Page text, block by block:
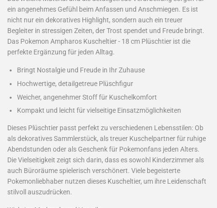
ein angenehmes Gefühl beim Anfassen und Anschmiegen. Es ist
nicht nur ein dekoratives Highlight, sondern auch ein treuer
Begleiter in stressigen Zeiten, der Trost spendet und Freude bringt.
Das Pokemon Ampharos Kuscheltier - 18 cm Plüschtier ist die
perfekte Ergänzung für jeden Alltag.
Bringt Nostalgie und Freude in Ihr Zuhause
Hochwertige, detailgetreue Plüschfigur
Weicher, angenehmer Stoff für Kuschelkomfort
Kompakt und leicht für vielseitige Einsatzmöglichkeiten
Dieses Plüschtier passt perfekt zu verschiedenen Lebensstilen: Ob
als dekoratives Sammlerstück, als treuer Kuschelpartner für ruhige
Abendstunden oder als Geschenk für Pokemonfans jeden Alters.
Die Vielseitigkeit zeigt sich darin, dass es sowohl Kinderzimmer als
auch Büroräume spielerisch verschönert. Viele begeisterte
Pokemonliebhaber nutzen dieses Kuscheltier, um ihre Leidenschaft
stilvoll auszudrücken.